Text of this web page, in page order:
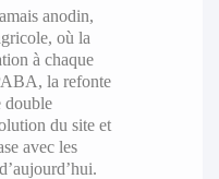
anodin,
où la
à chaque
la refonte
double
du site et
avec les